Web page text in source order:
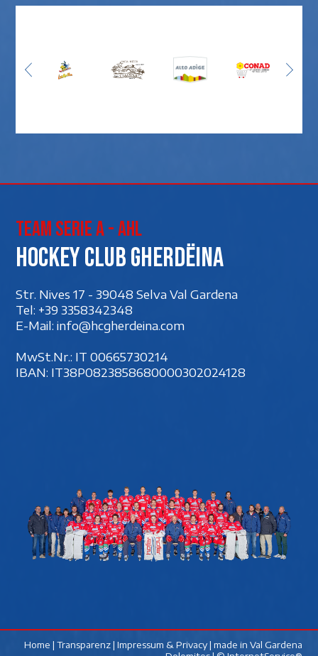
Team Serie A - AHL
Hockey club Gherdëina
Str. Nives 17 - 39048 Selva Val Gardena
Tel: +39 3358342348
E-Mail: info@hcgherdeina.com
MwSt.Nr.: IT 00‍665730214
IBAN: IT38P0823858680000302024128
Home | Transparenz| Impressum & Privacy| made in Val Gardena